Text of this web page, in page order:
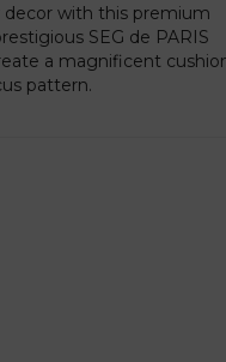
decor with this premium
SEG de PARIS
a magnificent
pattern.